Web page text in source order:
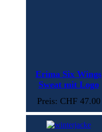
Erima Six Wings
Sweat mit Logo
Preis: CHF 47.00